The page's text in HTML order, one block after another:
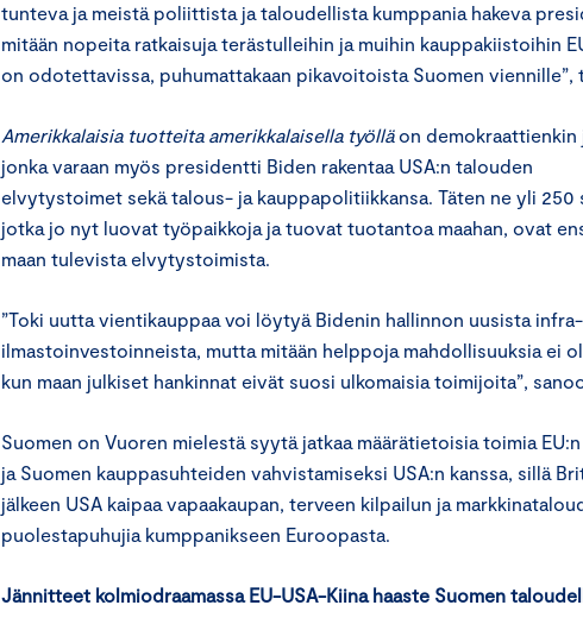
tunteva ja meistä poliittista ja taloudellista kumppania hakeva
mitään nopeita ratkaisuja terästulleihin ja muihin kauppakiistoihin
on odotettavissa, puhumattakaan pikavoitoista Suomen viennille”,
Amerikkalaisia tuotteita amerikkalaisella työlläon demokraattienkin
jonka varaan myös presidentti Biden rakentaa USA:n talouden
elvytystoimet sekä talous- ja kauppapolitiikkansa. Täten ne yli 250
jotka jo nyt luovat työpaikkoja ja tuovat tuotantoa maahan, ovat
maan tulevista elvytystoimista.
”Toki uutta vientikauppaa voi löytyä Bidenin hallinnon uusista
ilmastoinvestoinneista, mutta mitään helppoja mahdollisuuksia ei
kun maan julkiset hankinnat eivät suosi ulkomaisia toimijoita”,
Suomen on Vuoren mielestä syytä jatkaa määrätietoisia toimia EU:n
ja Suomen kauppasuhteiden vahvistamiseksi USA:n kanssa, sillä
jälkeen USA kaipaa vapaakaupan, terveen kilpailun ja
puolestapuhujia kumppanikseen Euroopasta.
Jännitteet kolmiodraamassaEU-USA-Kiinahaaste Suomen